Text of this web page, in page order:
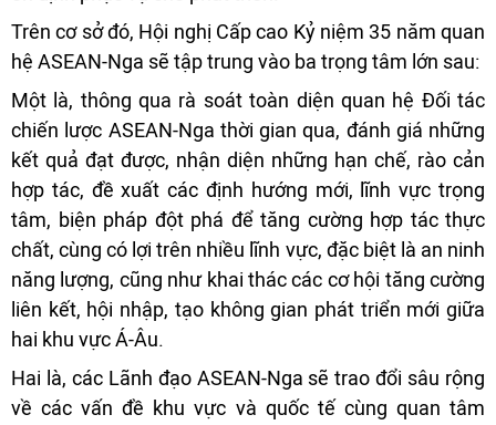
Trên cơ sở đó, Hội nghị Cấp cao Kỷ niệm 35 năm quan
hệ ASEAN-Nga sẽ tập trung vào ba trọng tâm lớn sau:
Một là, thông qua rà soát toàn diện quan hệ Đối tác
chiến lược ASEAN-Nga thời gian qua, đánh giá những
kết quả đạt được, nhận diện những hạn chế, rào cản
hợp tác, đề xuất các định hướng mới, lĩnh vực trọng
tâm, biện pháp đột phá để tăng cường hợp tác thực
chất, cùng có lợi trên nhiều lĩnh vực, đặc biệt là an ninh
năng lượng, cũng như khai thác các cơ hội tăng cường
liên kết, hội nhập, tạo không gian phát triển mới giữa
hai khu vực Á-Âu.
Hai là, các Lãnh đạo ASEAN-Nga sẽ trao đổi sâu rộng
về các vấn đề khu vực và quốc tế cùng quan tâm